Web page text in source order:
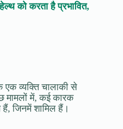
को करता है प्रभावित,
एक व्यक्ति चालाकी से
मामलों में, कई कारक
जिनमें शामिल हैं।